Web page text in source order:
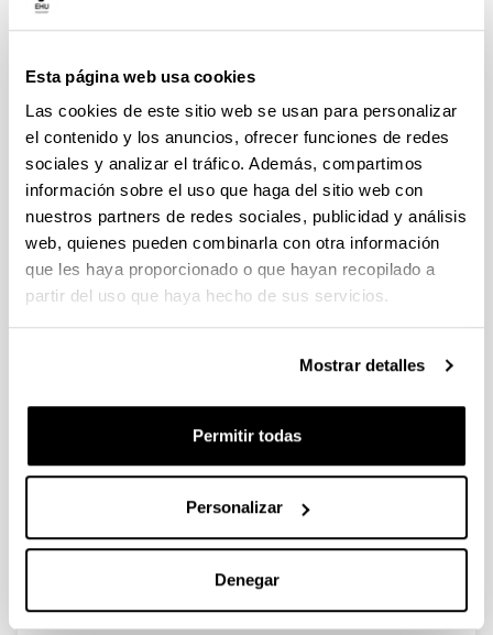
Esta página web usa cookies
Las cookies de este sitio web se usan para personalizar
el contenido y los anuncios, ofrecer funciones de redes
sociales y analizar el tráfico. Además, compartimos
información sobre el uso que haga del sitio web con
nuestros partners de redes sociales, publicidad y análisis
web, quienes pueden combinarla con otra información
que les haya proporcionado o que hayan recopilado a
partir del uso que haya hecho de sus servicios.
Mostrar detalles
Permitir todas
Personalizar
Denegar
Requisitos personas seleccionadas
Las personas seleccionadas deberán estar en
UPV/EHU o, alternativamente, haber satisfecho
los derechos de expedición de una licenciatura,
diplomatura, grado, ingeniería, arquitectura o
máster oficial obtenido durante el curso
2024/2025, entre los meses de junio y
octubre, antes del comienzo de la realización de
la práctica.
La movilidad ha de realizarse durante el año
siguiente a la finalización de sus estudios,
iniciando en febrero de 2026 aproximadamente.
de la publicación de esta convocatoria y finalizará el 28
de septiembre de 2025. Toda la información detallada
para realizar la inscripción correctamente puede
encontrarse en el documento Convocatoria.
Pasos para inscribirse en el programa: